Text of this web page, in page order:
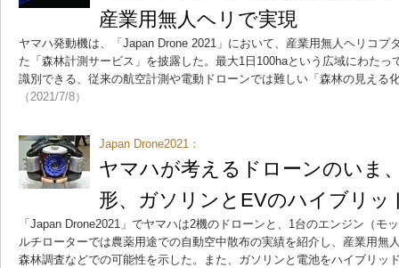
産業用無人ヘリで実現
ヤマハ発動機は、「Japan Drone 2021」において、産業用無人ヘリコプ
た「森林計測サービス」を披露した。最大1日100haという広域にわたっ
識別できる、従来の航空計測や電動ドローンでは難しい「森林の見える
（2021/7/8）
Japan Drone2021：
ヤマハが考えるドローンのいま
形、ガソリンとEVのハイブリッ
「Japan Drone2021」でヤマハは2機のドローンと、1台のエンジン（モ
ルチローターでは農薬用途での自動空中散布の実績を紹介し、産業用無
森林調査などでの可能性を示した。また、ガソリンと電池をハイブリッ